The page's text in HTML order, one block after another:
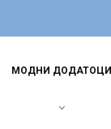
МОДНИ ДОДАТОЦИ